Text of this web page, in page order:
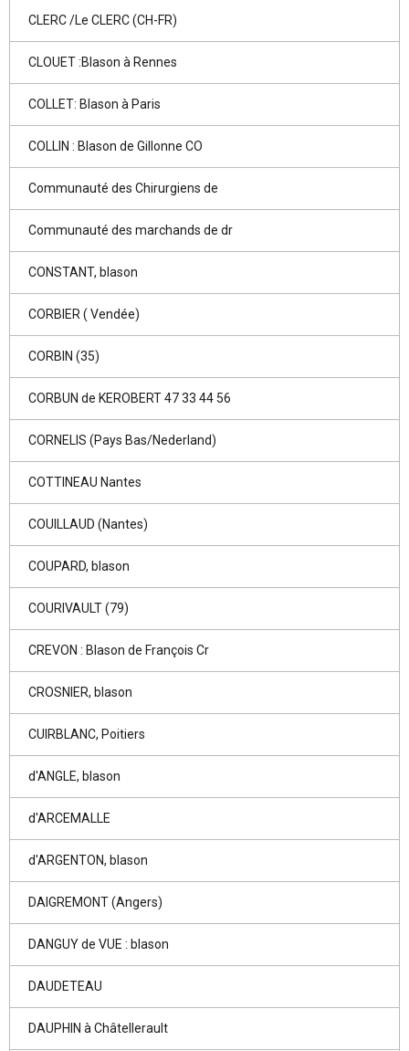
CLERC /Le CLERC (CH-FR)
CLOUET :Blason à Rennes
COLLET: Blason à Paris
COLLIN : Blason de Gillonne CO
Communauté des Chirurgiens de
Communauté des marchands de dr
CONSTANT, blason
CORBIER ( Vendée)
CORBIN (35)
CORBUN de KEROBERT 47 33 44 56
CORNELIS (Pays Bas/Nederland)
COTTINEAU Nantes
COUILLAUD (Nantes)
COUPARD, blason
COURIVAULT (79)
CREVON : Blason de François Cr
CROSNIER, blason
CUIRBLANC, Poitiers
d'ANGLE, blason
d'ARCEMALLE
d'ARGENTON, blason
DAIGREMONT (Angers)
DANGUY de VUE : blason
DAUDETEAU
DAUPHIN à Châtellerault